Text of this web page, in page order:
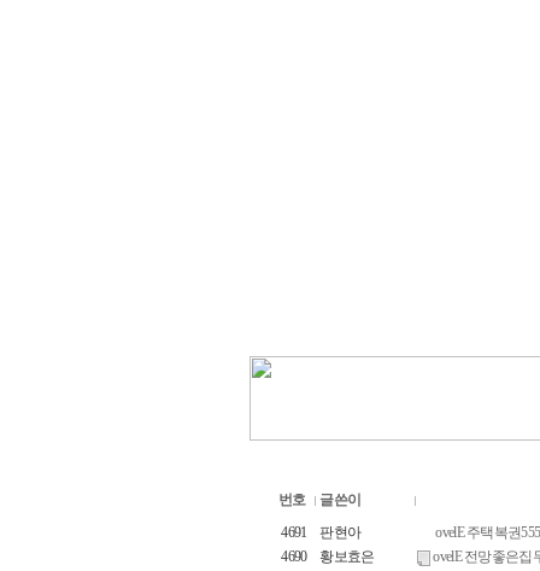
번호
글쓴이
4691
판현아
ovelE 주택복권
4690
황보효은 ovelE 전망좋은집